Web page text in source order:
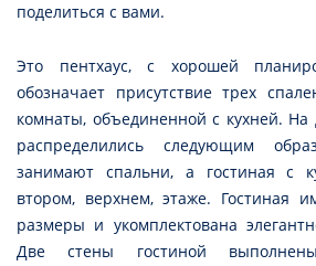
поделиться с вами.
Это пентхаус, с хорошей
обозначает присутствие трех
комнаты, объединенной с кухней. На
распределились следующим
занимают спальни, а гостиная с
втором, верхнем, этаже. Гостиная
размеры и укомплектована
Две стены гостиной